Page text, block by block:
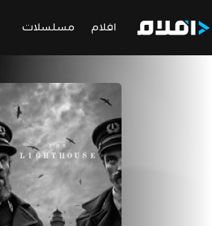
افلام مسلسلات